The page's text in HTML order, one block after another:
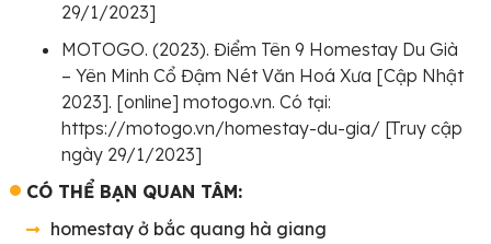
29/1/2023]
MOTOGO. (2023). Điểm Tên 9 Homestay Du Già
– Yên Minh Cổ Đậm Nét Văn Hoá Xưa [Cập Nhật
2023]. [online] motogo.vn. Có tại:
https://motogo.vn/homestay-du-gia/ [Truy cập
ngày 29/1/2023]
CÓ THỂ BẠN QUAN TÂM:
homestay ở bắc quang hà giang